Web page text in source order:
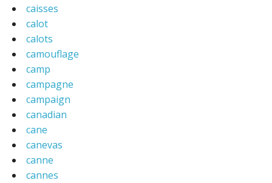
caisses
calot
calots
camouflage
camp
campagne
campaign
canadian
cane
canevas
canne
cannes